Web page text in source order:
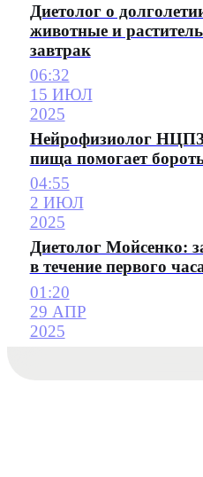
Диетолог о
животные и
завтрак
06:32
15 ИЮЛ
2025
Нейрофизиолог НЦПЗ
пища помогает
04:55
2 ИЮЛ
2025
Диетолог Мойсенко:
в течение первого
01:20
29 АПР
2025